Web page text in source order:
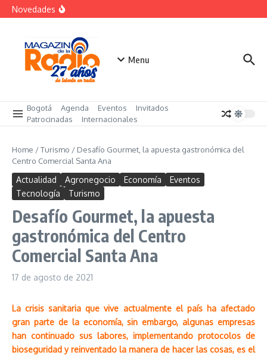
Saltar al contenido
Novedades
A sus 85 años se apaga la risa de Alfonso Lizarazo
Menu
Bogotá Agenda Eventos
Invitados
Patrocinadas
Internacionales
Home /Turismo / Desafío Gourmet, la apuesta gastronómica del
Centro Comercial Santa Ana
Actualidad Agronegocio Economía
Eventos
Tecnología
Turismo
Desafío Gourmet, la apuesta
gastronómica del Centro
Comercial Santa Ana
17 de agosto de 2021
La crisis sanitaria que vive actualmente el país ha afectado
gran parte de la economía, sin embargo, algunas empresas
han continuado sus labores, implementando protocolos de
bioseguridad y reinventado la manera de hacer las cosas, es el